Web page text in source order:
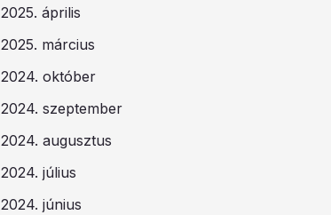
2025. április
2025. március
2024. október
2024. szeptember
2024. augusztus
2024. július
2024. június